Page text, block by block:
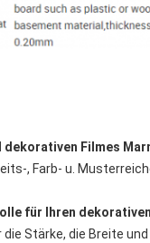
dekorativen Filmes
, Farb- u.
für Ihren
Stärke, die Breite